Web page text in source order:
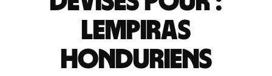
lempiras
honduriens